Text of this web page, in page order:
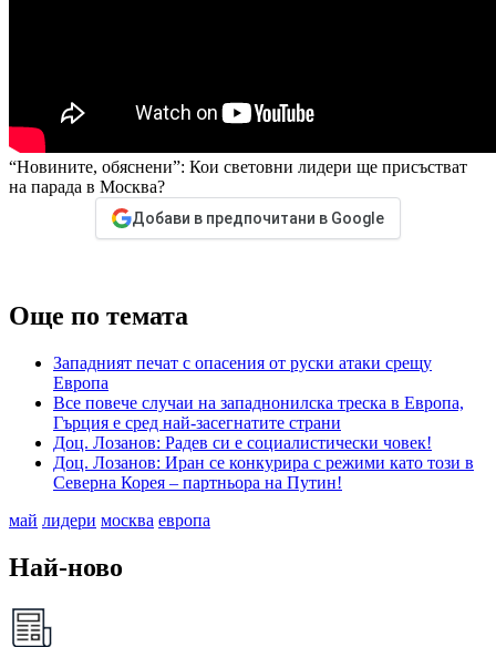
“Новините, обяснени”: Кои световни лидери ще присъстват
на парада в Москва?
Добави в предпочитани в Google
Още по темата
Западният печат с опасения от руски атаки срещу
Европа
Все повече случаи на западнонилска треска в Европа,
Гърция е сред най-засегнатите страни
Доц. Лозанов: Радев си е социалистически човек!
Доц. Лозанов: Иран се конкурира с режими като този в
Северна Корея – партньора на Путин!
май лидери москва европа
Най-ново